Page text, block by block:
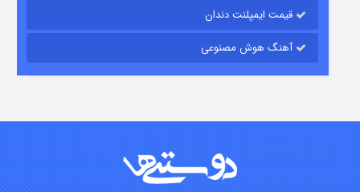
قسمت۷ (زیرنویس) منتشر شد
قیمت ایمپلنت دندان
آهنگ هوش مصنوعی